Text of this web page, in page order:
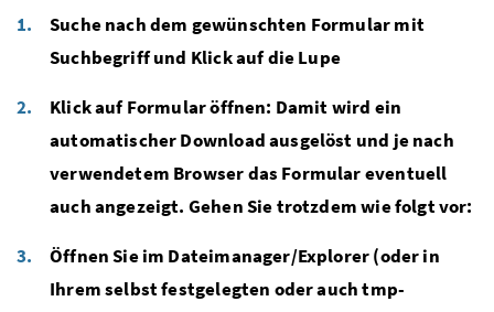
Suche nach dem gewünschten Formular mit
Suchbegriff und Klick auf die Lupe
Klick auf Formular öffnen: Damit wird ein
automatischer Download ausgelöst und je nach
verwendetem Browser das Formular eventuell
auch angezeigt. Gehen Sie trotzdem wie folgt vor:
Öffnen Sie im Dateimanager/Explorer (oder in
Ihrem selbst festgelegten oder auch tmp-